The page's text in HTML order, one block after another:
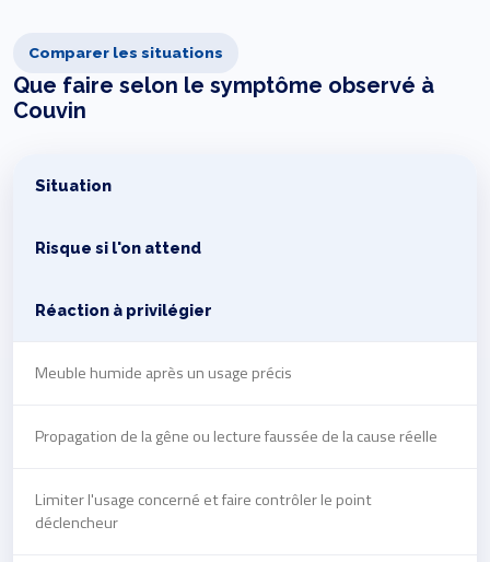
Comparer les situations
Que faire selon le symptôme observé à
Couvin
Situation
Risque si l'on attend
Réaction à privilégier
Meuble humide après un usage précis
Propagation de la gêne ou lecture faussée de la cause réelle
Limiter l'usage concerné et faire contrôler le point
déclencheur